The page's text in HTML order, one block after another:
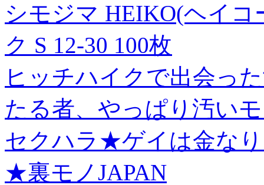
シモジマ HEIKO(ヘイコ
ク S 12-30 100枚
ヒッチハイクで出会っ
たる者、やっぱり汚い
セクハラ★ゲイは金な
★裏モノJAPAN